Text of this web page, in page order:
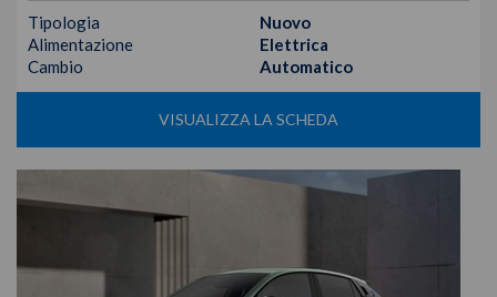
Tipologia
Nuovo
Alimentazione
Elettrica
Cambio
Automatico
VISUALIZZA LA SCHEDA